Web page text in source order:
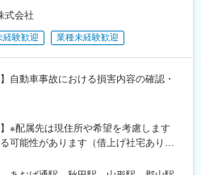
面船場阪大前駅、竜田口駅、五箇荘
駅、美濃川合駅、習志野駅、西新町
県)、春江駅、発寒駅、江南駅(愛知
駅、動物公園駅、前橋大島駅、藤代駅、
濃国分寺駅、大須観音駅、長沼駅(静岡
寄町駅、追分駅(三重県)、妙国寺前駅、
式会社
経験歓迎 業種未経験歓迎
自動車事故における損害内容の確認・
※配属先は現住所や希望を考慮します
可能性があります（借上げ社宅あり）※
など配慮します）＜勤務地＞北海道／
秋田県／山形県／福島県／茨城県／栃